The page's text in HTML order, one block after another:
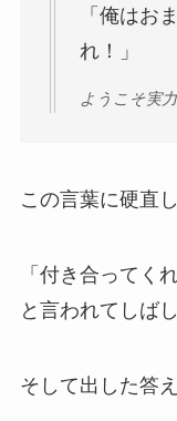
「俺はお
れ！」
ようこそ実
この言葉に硬直
「付き合ってく
と言われてしば
そして出した答